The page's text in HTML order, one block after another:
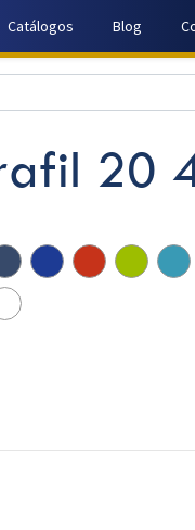
Catálogos Blog
20